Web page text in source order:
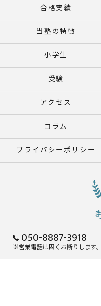
050-8887-3918
※営業電話は固くお断りします。
合格実績
当塾の特徴
小学生
受験
アクセス
コラム
プライバシーポリシー
© 2026 鹿児島県鹿児島市の塾な